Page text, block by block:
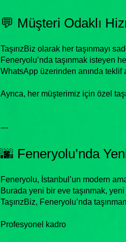
💬 Müşteri Odaklı
TaşırızBiz olarak her taşınmayı
Feneryolu’nda taşınmak isteyen
WhatsApp üzerinden anında teklif
Ayrıca, her müşterimiz için özel
---
🌆 Feneryolu’nda
Feneryolu, İstanbul’un modern
Burada yeni bir eve taşınmak,
TaşırızBiz, Feneryolu’nda
Profesyonel kadro